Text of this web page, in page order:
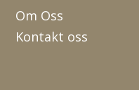
Om Oss
Kontakt oss